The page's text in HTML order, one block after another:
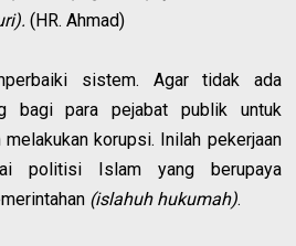
(HR. Ahmad)
sistem. Agar tidak ada
bagi para pejabat publik untuk
korupsi. Inilah pekerjaan
politisi Islam yang berupaya
(islahuh hukumah).